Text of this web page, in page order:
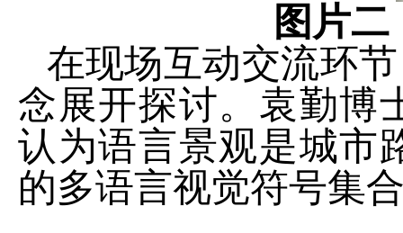
图片
在现场互动交流环
念展开探讨。袁勤博
认为语言景观是城市
的多语言视觉符号集